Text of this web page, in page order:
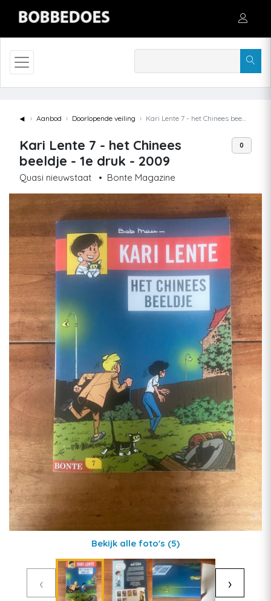
◄ Aanbod Doorlopende veiling Kari Lente 7 - het Chinees beeldje - 1e druk - 2009
Kari Lente 7 - het Chinees
beeldje - 1e druk - 2009
Quasi nieuwstaat • Bonte Magazine
0
Bekijk alle foto's (5)
‹ ›